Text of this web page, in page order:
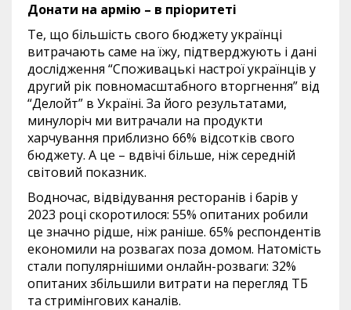
Донати на армію – в пріоритеті
Те, що більшість свого бюджету українці
витрачають саме на їжу, підтверджують і дані
дослідження “Споживацькі настрої українців у
другий рік повномасштабного вторгнення” від
“Делойт” в Україні. За його результатами,
минулоріч ми витрачали на продукти
харчування приблизно 66% відсотків свого
бюджету. А це – вдвічі більше, ніж середній
світовий показник.
Водночас, відвідування ресторанів і барів у
2023 році скоротилося: 55% опитаних робили
це значно рідше, ніж раніше. 65% респондентів
економили на розвагах поза домом. Натомість
стали популярнішими онлайн-розваги: 32%
опитаних збільшили витрати на перегляд ТБ
та стримінгових каналів.